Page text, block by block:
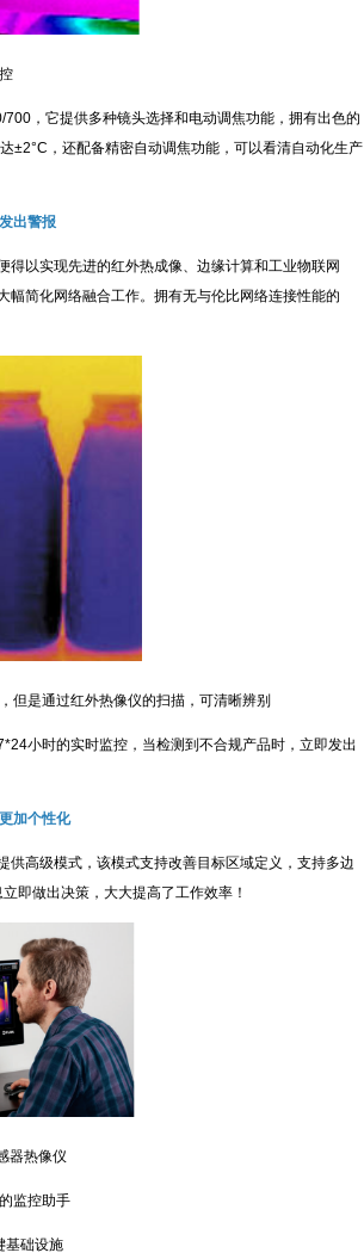
，它提供多种镜头选择和电动调焦功能，拥有出色的
±2°C，还配备精密自动调焦功能，可以看清自动化生产
出警报
以实现先进的红外热成像、边缘计算和工业物联网
幅简化网络融合工作。拥有无与伦比网络连接性能的
是通过红外热像仪的扫描，可清晰辨别
小时的实时监控，当检测到不合规产品时，立即发出
加个性化
高级模式，该模式支持改善目标区域定义，支持多边
即做出决策，大大提高了工作效率！
热像仪
监控助手
础设施